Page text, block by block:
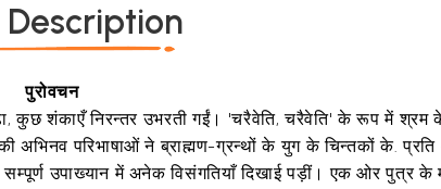
Description
पुरोवचन
पढ़ा, कुछ शंकाएँ निरन्तर उभरती गईं। 'चरैवेति, चरैवेति' के रूप में
परिभाषाओं ने ब्राह्मण-ग्रन्थों के युग के चिन्तकों के. प्रति
उपाख्यान में अनेक विसंगतियाँ दिखाई पड़ीं। एक ओर पुत्र के